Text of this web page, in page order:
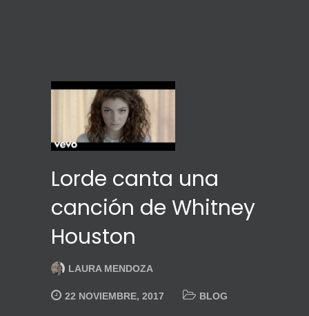
Lorde canta una
canción de Whitney
Houston
LAURA MENDOZA
22 NOVIEMBRE, 2017 BLOG